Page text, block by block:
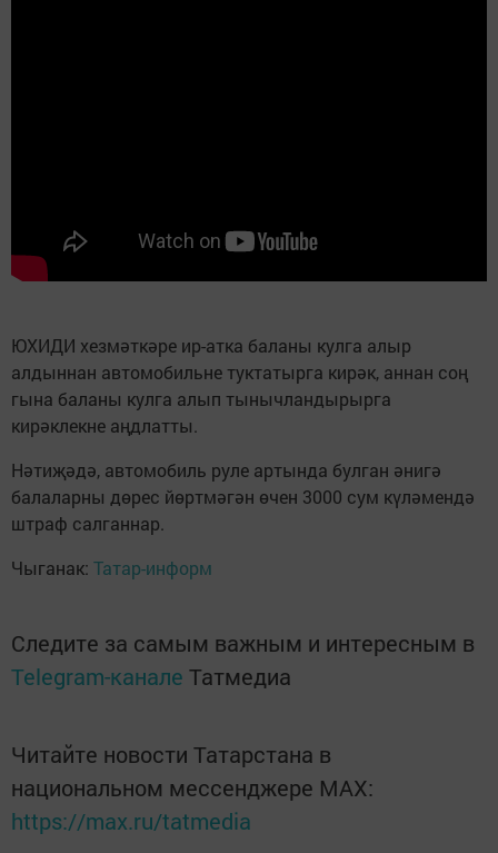
ЮХИДИ хезмәткәре ир-атка баланы кулга алыр
алдыннан автомобильне туктатырга кирәк, аннан соң
гына баланы кулга алып тынычландырырга
кирәклекне аңдлатты.
Нәтиҗәдә, автомобиль руле артында булган әнигә
балаларны дөрес йөртмәгән өчен 3000 сум күләмендә
штраф салганнар.
Чыганак: Татар-информ
Следите за самым важным и интересным в
Telegram-канале Татмедиа
Читайте новости Татарстана в
национальном мессенджере MАХ:
https://max.ru/tatmedia